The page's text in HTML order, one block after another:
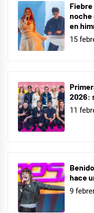
noche
en
15
2026:
11
hace
9